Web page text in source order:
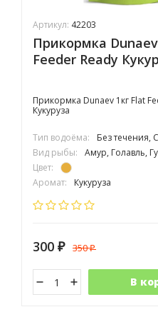
Артикул: 42203
Прикормка
Feeder Ready
Прикормка Dunaev 1кг Flat
Кукуруза
Тип водоёма:
Без течения,
Вид рыбы:
Амур, Голавль, Густера, Карась, Карп, Лещ, Линь, Плотва,
Цвет:
Аромат:
Кукуруза
Фракция:
Мелкая
300 ₽ 350₽
В